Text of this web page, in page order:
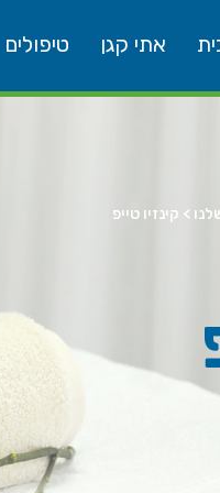
אתי קגן טיפולים
> קינזיו טייפ